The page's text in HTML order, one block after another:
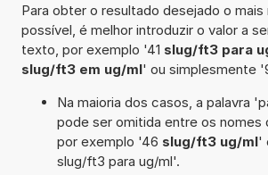
Para obter o resultado desejado o mais
possível, é melhor introduzir o valor a
texto, por exemplo '41 slug/ft3 para
slug/ft3 em ug/ml' ou simplesmente
Na maioria dos casos, a palavra
pode ser omitida entre os nomes
por exemplo '46 slug/ft3 ug/ml'
slug/ft3 para ug/ml'.